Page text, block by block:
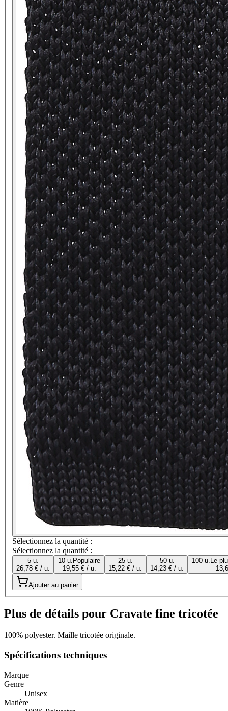
Sélectionnez la quantité :
Sélectionnez la quantité :
5 u.
26,78 € / u.
10 u. Populaire
19,55 € / u.
25 u.
15,22 € / u.
50 u.
14,23 € / u.
100 u. Le
Ajouter au panier
Plus de détails pour Cravate fine tricotée
100% polyester. Maille tricotée originale.
Spécifications techniques
Marque
Genre
Unisex
Matière